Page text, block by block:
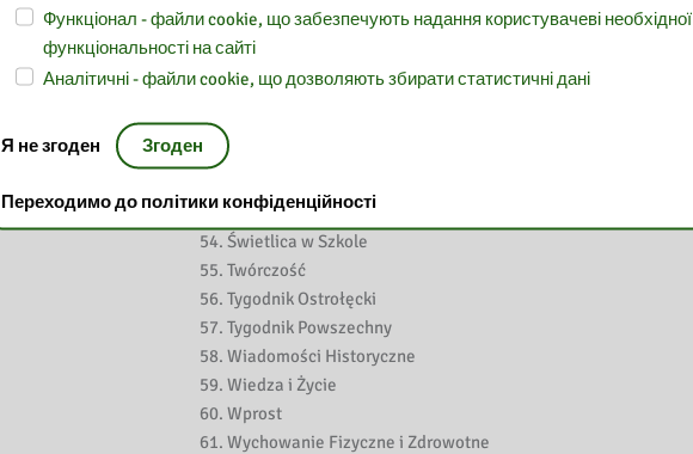
Przegląd Historyczny
Przegląd Humanistyczny
Przyroda Polska
Sprawy Międzynarodowe
Świat Nauki
Świetlica w Szkole
Twórczość
Tygodnik Ostrołęcki
Tygodnik Powszechny
Wiadomości Historyczne
Wiedza i Życie
Wprost
Wychowanie Fizyczne i Zdrowotne
Функціонал - файли cookie, що забезпечують надання користувачеві необхідної
функціональності на сайті
Аналітичні - файли cookie, що дозволяють збирати статистичні дані
Я не згоден Згоден
Переходимо до політики конфіденційності